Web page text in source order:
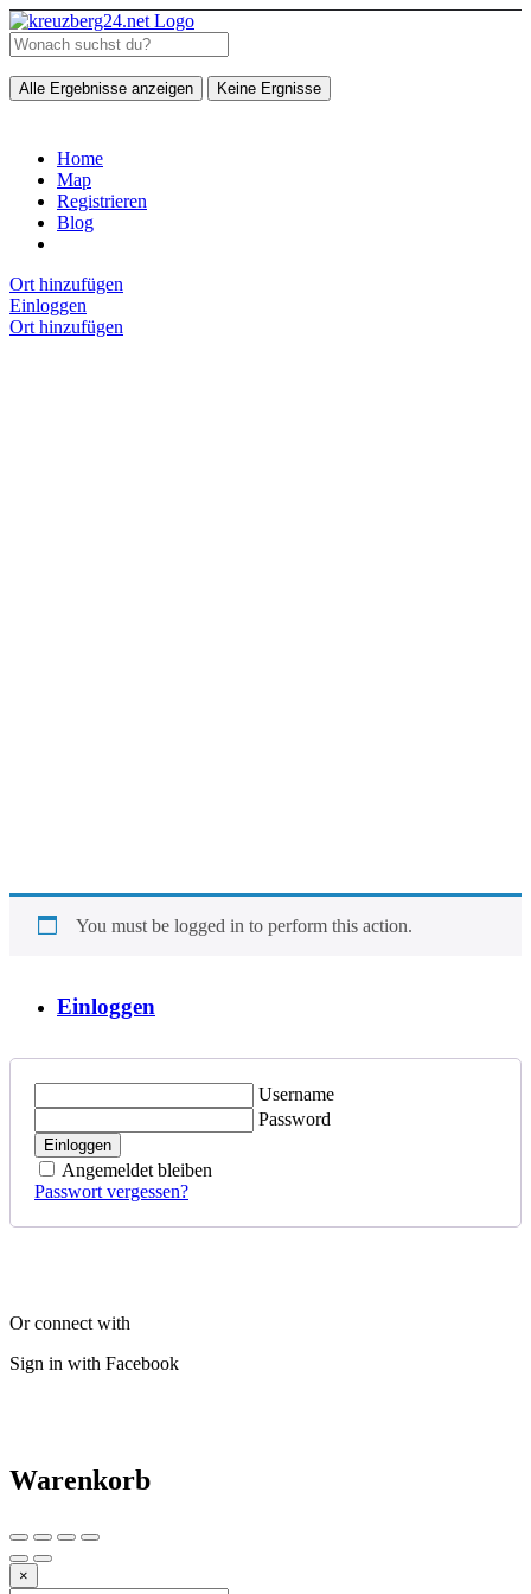
Alle Ergebnisse anzeigen Keine Ergnisse
Home
Map
Registrieren
Blog
Ort hinzufügen
Einloggen
Ort hinzufügen
You must be logged in to perform this action.
Einloggen
Username
Password
Einloggen
Angemeldet bleiben
Passwort vergessen?
Or connect with
Sign in with Facebook
Warenkorb
×